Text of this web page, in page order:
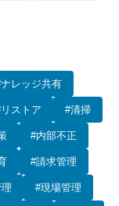
レッジ共有
ストア #清掃
#内部不正
#請求管理
#現場管理